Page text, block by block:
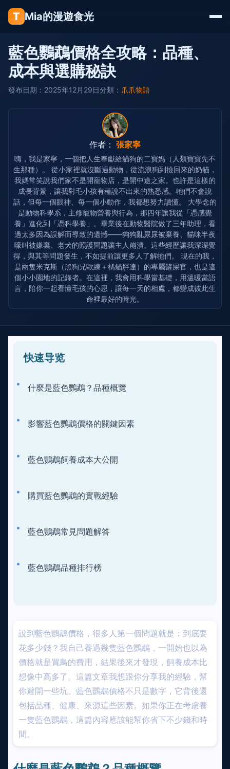
T Mia的漫遊食光
藍色鸚鵡價格全攻略：品種、
成本與選購秘訣
發布日期：2025年12月29日分類： 爪爪物語
作者： 張家寧
嗨，我是家寧，一個把人生奉獻給貓狗的二寶媽（人類寶寶先不
生那種）。 從小家裡就沒斷過動物，從流浪狗到撿回來的奶貓，
我媽常笑說我們家不是開寵物店，是開中途之家。也許是這樣的
成長背景，讓我對毛小孩有種說不出來的熟悉感。牠們不會說
話，但每一個眼神、每一個小動作，我都想努力讀懂。 大學念的
是動物科學系，主修寵物營養與行為，那四年讓我從「憑感覺
養」進化到「憑科學養」。畢業後在動物醫院做了三年助理，看
過太多因為誤解而導致的遺憾——狗狗亂尿尿被棄養、貓咪半夜
嚎叫被嫌棄、老犬的照護問題讓主人崩潰。這些經歷讓我深深覺
得，與其等問題發生，不如提前讓更多人了解牠們。 現在的我，
是兩隻米克斯（黑狗兄歐練＋橘貓胖達）的專屬鏟屎官，也是這
個小小園地的記錄者。在這裡，我會用科學當基礎，用溫暖當語
言，陪你一起看懂毛孩的心思，讓每一天的相處，都變成彼此生
命裡最好的時光。
快速导览
什麼是藍色鸚鵡？品種概覽
影響藍色鸚鵡價格的關鍵因素
藍色鸚鵡飼養成本大公開
購買藍色鸚鵡的實戰經驗
藍色鸚鵡常見問題解答
藍色鸚鵡品種排行榜
說到藍色鸚鵡價格，很多人第一個問題就是：到底要
花多少錢？我自己養過幾隻藍色鸚鵡，一開始也以為
價格就是買鳥的費用，結果後來才發現，飼養成本比
想像中高多了。這篇文章我想跟你分享我的經驗，幫
你避開一些坑。藍色鸚鵡價格不只是數字，它背後還
包括品種、健康、來源這些因素。如果你正在考慮養
一隻藍色鸚鵡，這篇內容應該能幫你省下不少錢和時
間。